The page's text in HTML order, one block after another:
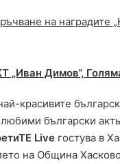
на наградите
„Иван Димов“,
красивите
български
Live гостува в
на Община